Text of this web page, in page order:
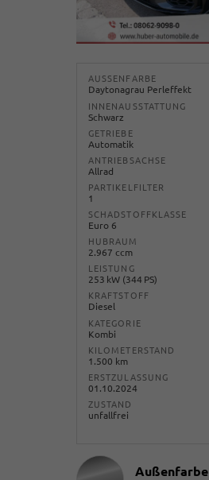
AUSSENFARBE
Daytonagrau Perleffekt
INNENAUSSTATTUNG
Schwarz
GETRIEBE
Automatik
ANTRIEBSACHSE
Allrad
PARTIKELFILTER
1
SCHADSTOFFKLASSE
Euro 6
HUBRAUM
2.967 ccm
LEISTUNG
253 kW (344 PS)
KRAFTSTOFF
Diesel
KATEGORIE
Kombi
KILOMETERSTAND
1.500 km
ERSTZULASSUNG
01.10.2024
ZUSTAND
unfallfrei
Außenfarbe